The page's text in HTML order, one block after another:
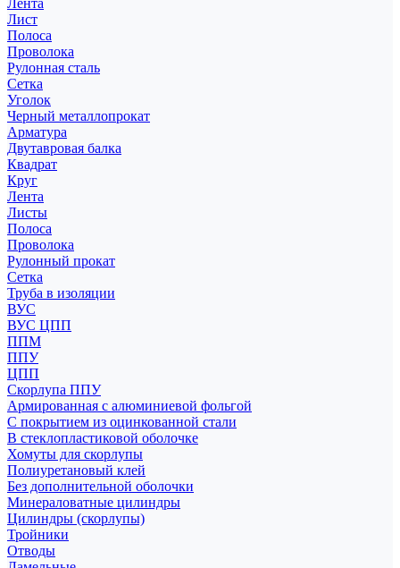
Лента
Лист
Полоса
Проволока
Рулонная сталь
Сетка
Уголок
Черный металлопрокат
Арматура
Двутавровая балка
Квадрат
Круг
Лента
Листы
Полоса
Проволока
Рулонный прокат
Сетка
Труба в изоляции
ВУС
ВУС ЦПП
ППМ
ППУ
ЦПП
Скорлупа ППУ
Армированная с алюминиевой фольгой
С покрытием из оцинкованной стали
В стеклопластиковой оболочке
Хомуты для скорлупы
Полиуретановый клей
Без дополнительной оболочки
Минераловатные цилиндры
Цилиндры (скорлупы)
Тройники
Отводы